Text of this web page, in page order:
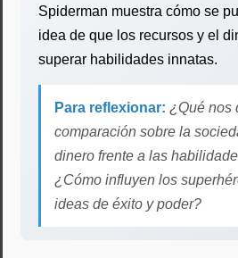
Spiderman muestra cómo se
idea de que los recursos y el
superar habilidades innatas.
Para reflexionar: ¿Qué nos
comparación sobre la
dinero frente a las
¿Cómo influyen los
ideas de éxito y poder?